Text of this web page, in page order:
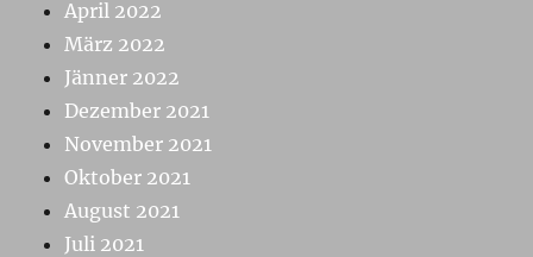
April 2022
März 2022
Jänner 2022
Dezember 2021
November 2021
Oktober 2021
August 2021
Juli 2021